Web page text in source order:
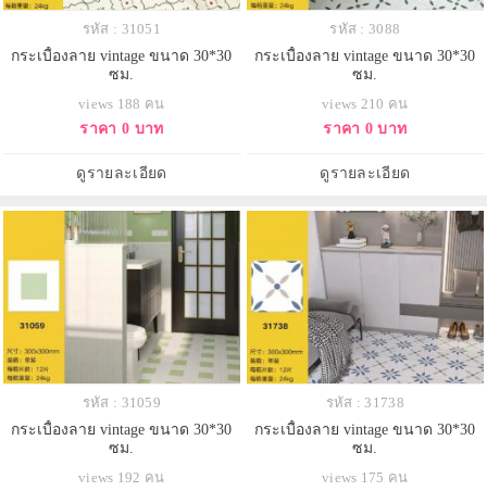
รหัส : 31051
กระเบื้องลาย vintage ขนาด 30*30
ซม.
views 188 คน
ราคา 0 บาท
ดูรายละเอียด
รหัส : 3088
กระเบื้องลาย vintage ขนาด 30*30
ซม.
views 210 คน
ราคา 0 บาท
ดูรายละเอียด
รหัส : 31059
กระเบื้องลาย vintage ขนาด 30*30
ซม.
views 192 คน
รหัส : 31738
กระเบื้องลาย vintage ขนาด 30*30
ซม.
views 175 คน